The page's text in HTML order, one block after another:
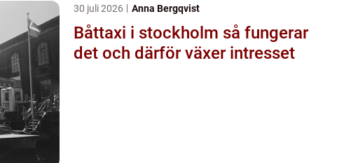
30 juli 2026 Anna Bergqvist
Båttaxi i stockholm så fungerar
det och därför växer intresset